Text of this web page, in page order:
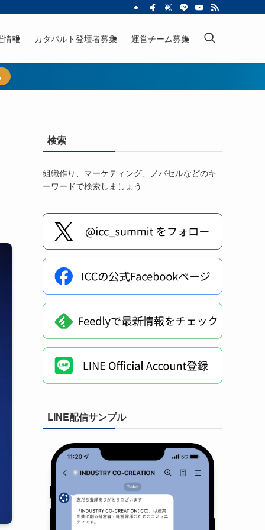
情報 カタパルト登壇者募集 運営チーム募集
検索
組織作り、マーケティング、ノバセルなどのキ
ーワードで検索しましょう
LINE配信サンプル